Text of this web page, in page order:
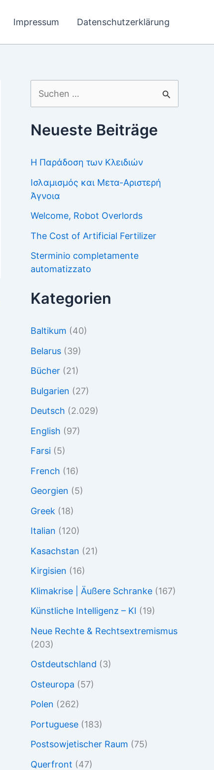
Impressum Datenschutzerklärung
Suchen
nach:
Neueste Beiträge
Η Παράδοση των Κλειδιών
Ισλαμισμός και Μετα-Αριστερή
Άγνοια
Welcome, Robot Overlords
The Cost of Artificial Fertilizer
Sterminio completamente
automatizzato
Kategorien
Baltikum (40)
Belarus (39)
Bücher (21)
Bulgarien (27)
Deutsch (2.029)
English (97)
Farsi (5)
French (16)
Georgien (5)
Greek (18)
Italian (120)
Kasachstan (21)
Kirgisien (16)
Klimakrise | Äußere Schranke (167)
Künstliche Intelligenz – KI (19)
Neue Rechte & Rechtsextremismus
(203)
Ostdeutschland (3)
Osteuropa (57)
Polen (262)
Portuguese (183)
Postsowjetischer Raum (75)
Querfront (47)